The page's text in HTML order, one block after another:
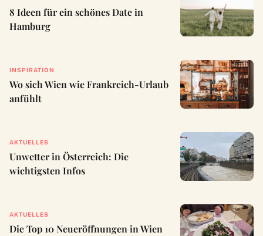
8 Ideen für ein schönes Date in
Hamburg
INSPIRATION
Wo sich Wien wie Frankreich-Urlaub
anfühlt
AKTUELLES
Unwetter in Österreich: Die
wichtigsten Infos
AKTUELLES
Die Top 10 Neueröffnungen in Wien